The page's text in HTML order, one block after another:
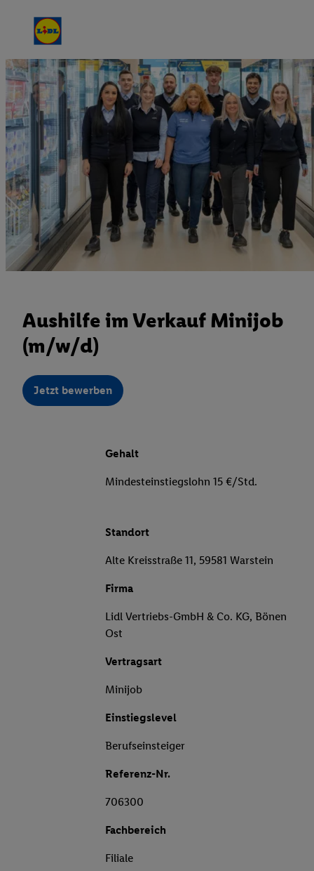
Aushilfe im Verkauf Minijob
(m/w/d)
Jetzt bewerben
Gehalt
Mindesteinstiegslohn 15 €/Std.
Standort
Alte Kreisstraße 11, 59581 Warstein
Firma
Lidl Vertriebs-GmbH & Co. KG, Bönen
Ost
Vertragsart
Minijob
Einstiegslevel
Berufseinsteiger
Referenz-Nr.
706300
Fachbereich
Filiale